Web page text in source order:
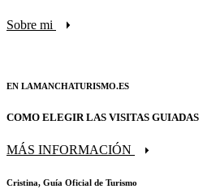
Sobre mi
EN LAMANCHATURISMO.ES
COMO ELEGIR LAS VISITAS GUIADAS
MÁS INFORMACIÓN
Cristina, Guía Oficial de Turismo